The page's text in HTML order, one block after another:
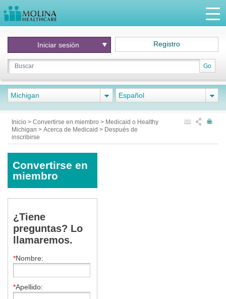
Go
Iniciar sesión Registro
Michigan Español
Inicio > Convertirse en miembro > Medicaid o Healthy
Michigan > Acerca de Medicaid > Después de
inscribirse
Convertirse en
miembro
¿Tiene
preguntas? Lo
llamaremos.
*Nombre:
*Apellido: